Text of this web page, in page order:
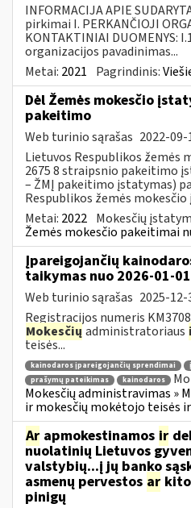
INFORMACIJA APIE
pirkimai I. PERKANČIOJI
KONTAKTINIAI DUOMENYS:
organizacijos pavadinimas...
Metai: 2021 Pagrindinis:
Dėl Žemės mokesčio
pakeitimo
Web turinio sąrašas 2022-09-
Lietuvos Respublikos žemės
2675 8 straipsnio pakeitimo
– ŽMĮ pakeitimo įstatymas)
Respublikos žemės
Metai: 2022 Mokesčių
Žemės mokesčio pakeitimai
Įpareigojančių
taikymas nuo 2026-01-01
Web turinio sąrašas 2025-12-
Registracijos numeris
Mokesčių administratoriaus
teisės...
kainodaros įpareigojančių sprendimai
prašymų pateikimas
kainodaros
Mokesčių administravimas »
ir mokesčių mokėtojo teisės
Ar apmokestinamos ir
nuolatinių Lietuvos
valstybių...į jų banko
asmenų pervestos ar
pinigų